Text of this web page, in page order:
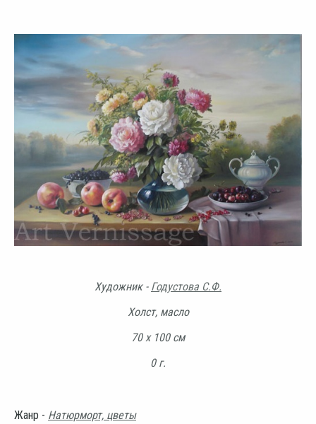
Художник - Годустова С.Ф.
Холст, масло
70 х 100 см
0 г.
Жанр - Натюрморт, цветы